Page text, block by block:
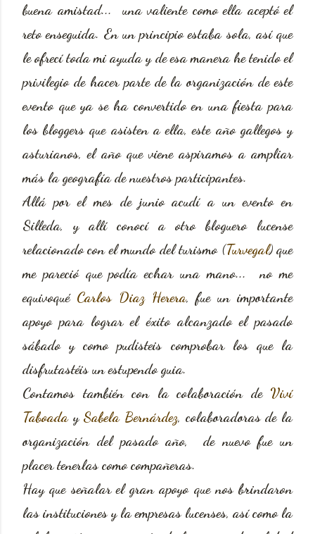
buena amistad... una valiente como ella aceptó el
reto enseguida. En un principio estaba sola, así que
le ofrecí toda mi ayuda y de esa manera he tenido el
privilegio de hacer parte de la organización de este
evento que ya se ha convertido en una fiesta para
los bloggers que asisten a ella, este año gallegos y
asturianos, el año que viene aspiramos a ampliar
más la geografía de nuestros participantes.
Allá por el mes de junio acudí a un evento en
Silleda, y allí conocí a otro bloguero lucense
relacionado con el mundo del turismo (Turvegal) que
me pareció que podía echar una mano... no me
equivoqué Carlos Diaz Herera, fue un importante
apoyo para lograr el éxito alcanzado el pasado
sábado y como pudisteis comprobar los que la
disfrutastéis un estupendo guia.
Contamos también con la colaboración de Viví
Taboaday Sabela Bernárdez, colaboradoras de la
organización del pasado año, de nuevo fue un
placer tenerlas como compañeras.
Hay que señalar el gran apoyo que nos brindaron
las instituciones y la empresas lucenses, así como la